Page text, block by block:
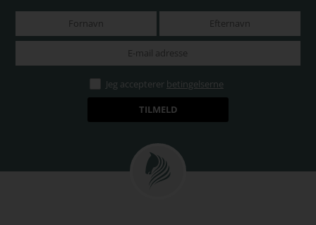
Jeg accepterer betingelserne